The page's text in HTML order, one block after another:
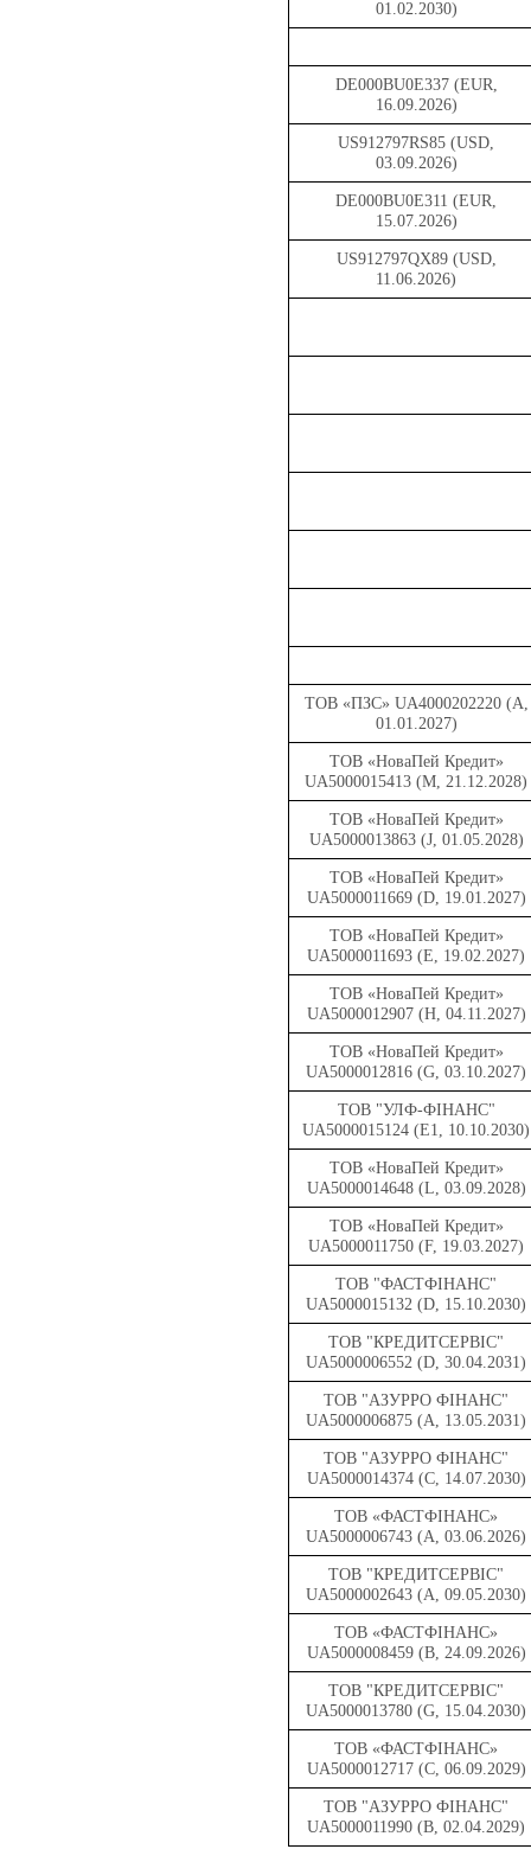
01.02.2030)
DE000BU0E337 (EUR,
16.09.2026)
US912797RS85 (USD,
03.09.2026)
DE000BU0E311 (EUR,
15.07.2026)
US912797QX89 (USD,
11.06.2026)
ТОВ «ПЗС» UA4000202220 (A,
01.01.2027)
ТОВ «НоваПей Кредит»
UA5000015413 (M, 21.12.2028)
ТОВ «НоваПей Кредит»
UA5000013863 (J, 01.05.2028)
ТОВ «НоваПей Кредит»
UA5000011669 (D, 19.01.2027)
ТОВ «НоваПей Кредит»
UA5000011693 (E, 19.02.2027)
ТОВ «НоваПей Кредит»
UA5000012907 (H, 04.11.2027)
ТОВ «НоваПей Кредит»
UA5000012816 (G, 03.10.2027)
ТОВ "УЛФ-ФІНАНС"
UA5000015124 (Е1, 10.10.2030)
ТОВ «НоваПей Кредит»
UA5000014648 (L, 03.09.2028)
ТОВ «НоваПей Кредит»
UA5000011750 (F, 19.03.2027)
ТОВ "ФАСТФІНАНС"
UA5000015132 (D, 15.10.2030)
ТОВ "КРЕДИТСЕРВІС"
UA5000006552 (D, 30.04.2031)
ТОВ "АЗУРРО ФІНАНС"
UA5000006875 (A, 13.05.2031)
ТОВ "АЗУРРО ФІНАНС"
UA5000014374 (C, 14.07.2030)
ТОВ «ФАСТФІНАНС»
UA5000006743 (A, 03.06.2026)
ТОВ "КРЕДИТСЕРВІС"
UA5000002643 (A, 09.05.2030)
ТОВ «ФАСТФІНАНС»
UA5000008459 (B, 24.09.2026)
ТОВ "КРЕДИТСЕРВІС"
UA5000013780 (G, 15.04.2030)
ТОВ «ФАСТФІНАНС»
UA5000012717 (C, 06.09.2029)
ТОВ "АЗУРРО ФІНАНС"
UA5000011990 (B, 02.04.2029)